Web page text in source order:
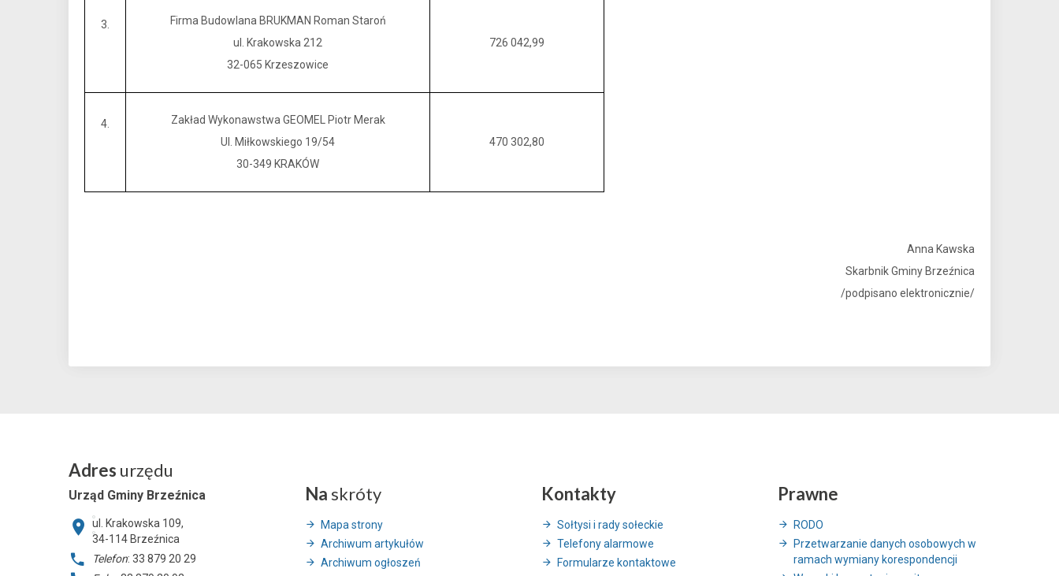
3.
Firma Budowlana BRUKMAN Roman Staroń
ul. Krakowska 212
32-065 Krzeszowice
726 042,99
4.
Zakład Wykonawstwa GEOMEL Piotr Merak
Ul. Miłkowskiego 19/54
30-349 KRAKÓW
470 302,80
Anna Kawska
Skarbnik Gminy Brzeźnica
/podpisano elektronicznie/
Adres urzędu
Urząd Gminy Brzeźnica
ul. Krakowska 109,
34-114 Brzeźnica
Telefon: 33 879 20 29
Na skróty
Mapa strony
Archiwum artykułów
Archiwum ogłoszeń
Kontakty
Sołtysi i rady sołeckie
Telefony alarmowe
Formularze kontaktowe
Prawne
RODO
Przetwarzanie danych osobowych w
ramach wymiany korespondencji